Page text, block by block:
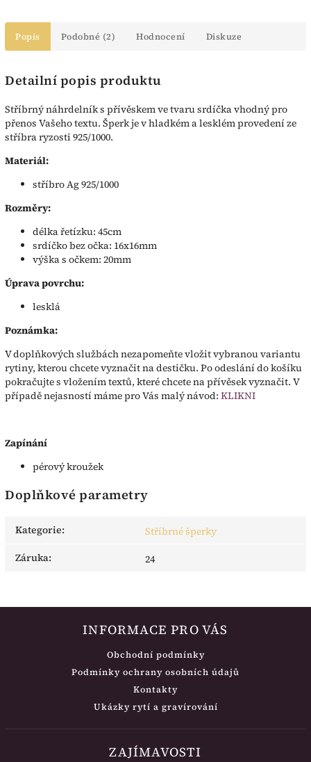
Popis Podobné (2) Hodnocení Diskuze
Detailní popis produktu
Stříbrný náhrdelník s přívěskem ve tvaru srdíčka vhodný pro
přenos Vašeho textu. Šperk je v hladkém a lesklém provedení ze
stříbra ryzosti 925/1000.
Materiál:
stříbro Ag 925/1000
Rozměry:
délka řetízku: 45cm
srdíčko bez očka: 16x16mm
výška s očkem: 20mm
Úprava povrchu:
lesklá
Poznámka:
V doplňkových službách nezapomeňte vložit vybranou variantu
rytiny, kterou chcete vyznačit na destičku. Po odeslání do košíku
pokračujte s vložením textů, které chcete na přívěsek vyznačit. V
případě nejasností máme pro Vás malý návod: KLIKNI
Zapínání
pérový kroužek
Doplňkové parametry
Kategorie:
Stříbrné šperky
Záruka: 24
INFORMACE PRO VÁS
Obchodní podmínky
Podmínky ochrany osobních údajů
Kontakty
Ukázky rytí a gravírování
ZAJÍMAVOSTI